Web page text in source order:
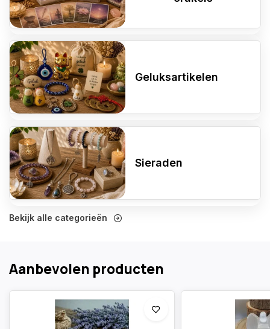
Geluksartikelen
Sieraden
Bekijk alle categorieën
Aanbevolen producten